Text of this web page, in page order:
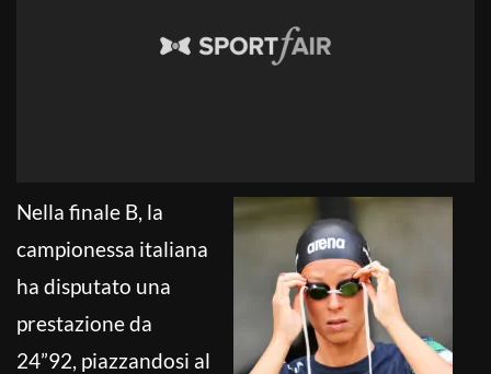
Nella finale B, la
campionessa italiana
ha disputato una
prestazione da
24”92, piazzandosi al